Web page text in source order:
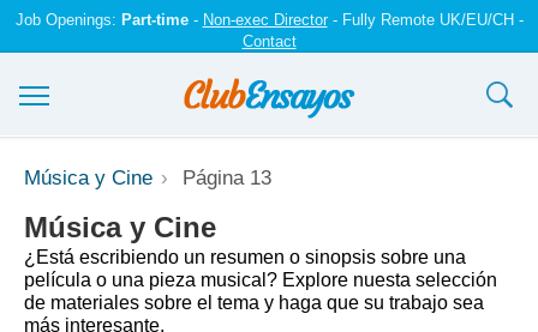
Job Openings: Part-time- Non-exec Director- Fully Remote UK/EU/CH -
Contact
Ensayos y trabajos
Registrarse
Iniciar sesión
Contáctenos
Música y Cine Página 13
Música y Cine
¿Está escribiendo un resumen o sinopsis sobre una
película o una pieza musical? Explore nuesta selección
de materiales sobre el tema y haga que su trabajo sea
más interesante.